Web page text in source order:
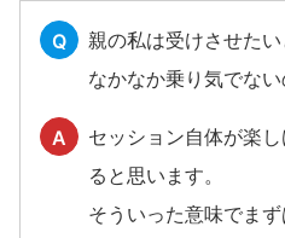
Q
親の私は受けさせた
なかなか乗り気でな
A
セッション自体が楽
ると思います。
そういった意味でま